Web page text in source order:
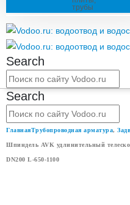
трубы
Search
Search
ГлавнаяТрубопроводная арматура,
Шпиндель AVK удлинительный
DN200 L-650-1100